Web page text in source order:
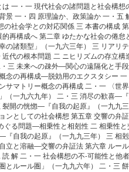
一・一 現代社会の諸問題と社会構想
一・四 原理論か、政策論か 一・五
社会学との対応関係 三 本書の構成
再構成へ 第二章 ゆたかな社会の倦怠
諸類型」（一九六三年） 三 リアリ
代の根本問題 二 ニヒリズムの存立構
未来への疎外―関心の遠隔化と手
の再構成―脱効用のエクスタシー
サマトリー概念の再構成 二・一 〈世
一九六九年） 二・三 消尽の歓喜―
開の恍惚―『自我の起原』（一九九
としての社会構想 第五章 交響の弁
る問題―相乗性と相剋性 二 相乗性
自我の起原』（一九九三年） 三 相
と溶融―交響の弁証法 第六章 ルー
解 二・一 社会構想の不-可能性と他
ルール圏」（一九九六年） 二・三